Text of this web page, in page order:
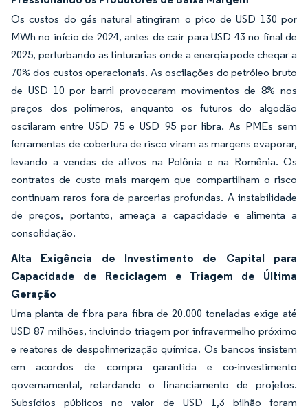
Os custos do gás natural atingiram o pico de USD 130 por
MWh no início de 2024, antes de cair para USD 43 no final de
2025, perturbando as tinturarias onde a energia pode chegar a
70% dos custos operacionais. As oscilações do petróleo bruto
de USD 10 por barril provocaram movimentos de 8% nos
preços dos polímeros, enquanto os futuros do algodão
oscilaram entre USD 75 e USD 95 por libra. As PMEs sem
ferramentas de cobertura de risco viram as margens evaporar,
levando a vendas de ativos na Polônia e na Romênia. Os
contratos de custo mais margem que compartilham o risco
continuam raros fora de parcerias profundas. A instabilidade
de preços, portanto, ameaça a capacidade e alimenta a
consolidação.
Alta Exigência de Investimento de Capital para
Capacidade de Reciclagem e Triagem de Última
Geração
Uma planta de fibra para fibra de 20.000 toneladas exige até
USD 87 milhões, incluindo triagem por infravermelho próximo
e reatores de despolimerização química. Os bancos insistem
em acordos de compra garantida e co-investimento
governamental, retardando o financiamento de projetos.
Subsídios públicos no valor de USD 1,3 bilhão foram